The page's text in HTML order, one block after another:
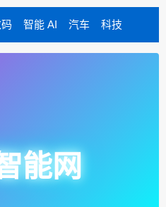
智能 AI 汽车 科技
能网